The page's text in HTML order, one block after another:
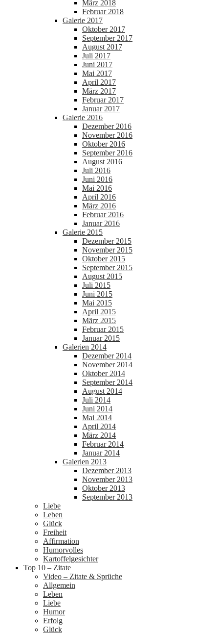
März 2018
Februar 2018
Galerie 2017
Oktober 2017
September 2017
August 2017
Juli 2017
Juni 2017
Mai 2017
April 2017
März 2017
Februar 2017
Januar 2017
Galerie 2016
Dezember 2016
November 2016
Oktober 2016
September 2016
August 2016
Juli 2016
Juni 2016
Mai 2016
April 2016
März 2016
Februar 2016
Januar 2016
Galerie 2015
Dezember 2015
November 2015
Oktober 2015
September 2015
August 2015
Juli 2015
Juni 2015
Mai 2015
April 2015
März 2015
Februar 2015
Januar 2015
Galerien 2014
Dezember 2014
November 2014
Oktober 2014
September 2014
August 2014
Juli 2014
Juni 2014
Mai 2014
April 2014
März 2014
Februar 2014
Januar 2014
Galerien 2013
Dezember 2013
November 2013
Oktober 2013
September 2013
Liebe
Leben
Glück
Freiheit
Affirmation
Humorvolles
Kartoffelgesichter
Top 10 – Zitate
Video – Zitate & Sprüche
Allgemein
Leben
Liebe
Humor
Erfolg
Glück